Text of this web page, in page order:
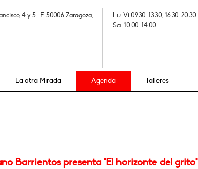
4 y 5. E-50006 Zaragoza,
Lu-Vi 09.30-13.30, 16.30-20.30
Sa: 10.00-14.00
La otra Mirada Agenda Talleres
Barrientos presenta "El horizonte del grito"